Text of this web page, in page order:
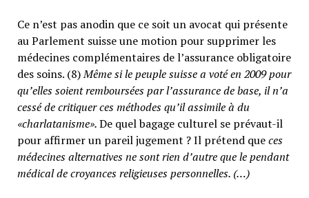
Ce n’est pas anodin que ce soit un avocat qui présente
au Parlement suisse une motion pour supprimer les
médecines complémentaires de l’assurance obligatoire
des soins. (8)Même si le peuple suisse a voté en 2009 pour
qu’elles soient remboursées par l’assurance de base, il n’a
cessé de critiquer ces méthodes qu’il assimile à du
«charlatanisme».De quel bagage culturel se prévaut-il
pour affirmer un pareil jugement ? Il prétend queces
médecines alternatives ne sont rien d’autre que le pendant
médical de croyances religieuses personnelles. (…)